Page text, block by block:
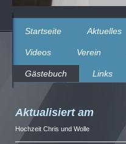
Startseite Aktuelles
Videos Verein
Gästebuch Links
Aktualisiert am
Hochzeit Chris und Wolle